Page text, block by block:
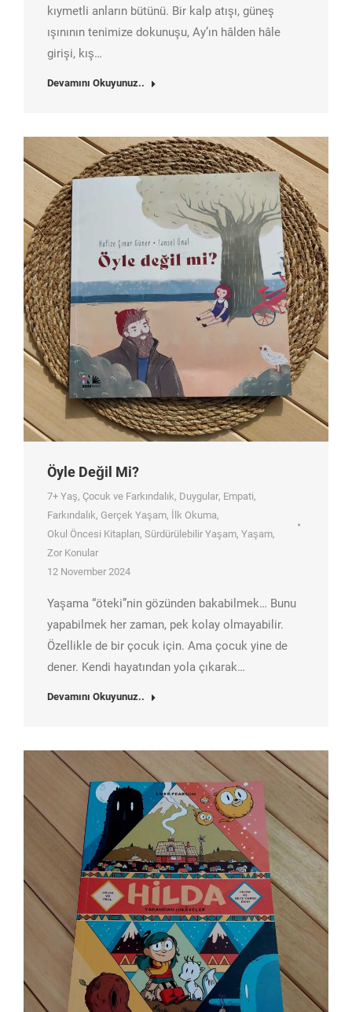
kıymetli anların bütünü. Bir kalp atışı, güneş
ışınının tenimize dokunuşu, Ay’ın hâlden hâle
girişi, kış…
Devamını Okuyunuz..
Öyle Değil Mi?
7+ Yaş, Çocuk ve Farkındalık, Duygular, Empati,
Farkındalık, Gerçek Yaşam, İlk Okuma,
Okul Öncesi Kitapları, Sürdürülebilir Yaşam, Yaşam,
Zor Konular
12 November 2024
Yaşama “öteki”nin gözünden bakabilmek… Bunu
yapabilmek her zaman, pek kolay olmayabilir.
Özellikle de bir çocuk için. Ama çocuk yine de
dener. Kendi hayatından yola çıkarak…
Devamını Okuyunuz..